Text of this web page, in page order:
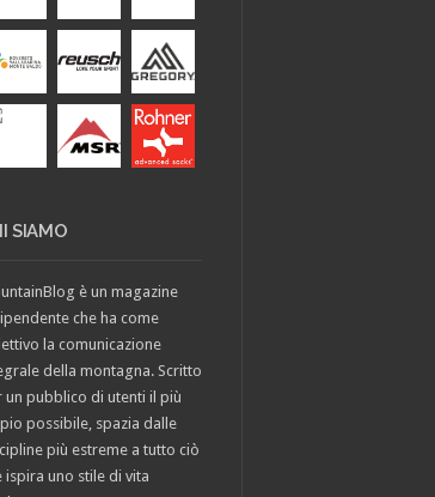
SIAMO
è un magazine
che ha come
la comunicazione
della montagna. Scritto
un pubblico di utenti il più
possibile, spazia dalle
più estreme a tutto ciò
ispira uno stile di vita